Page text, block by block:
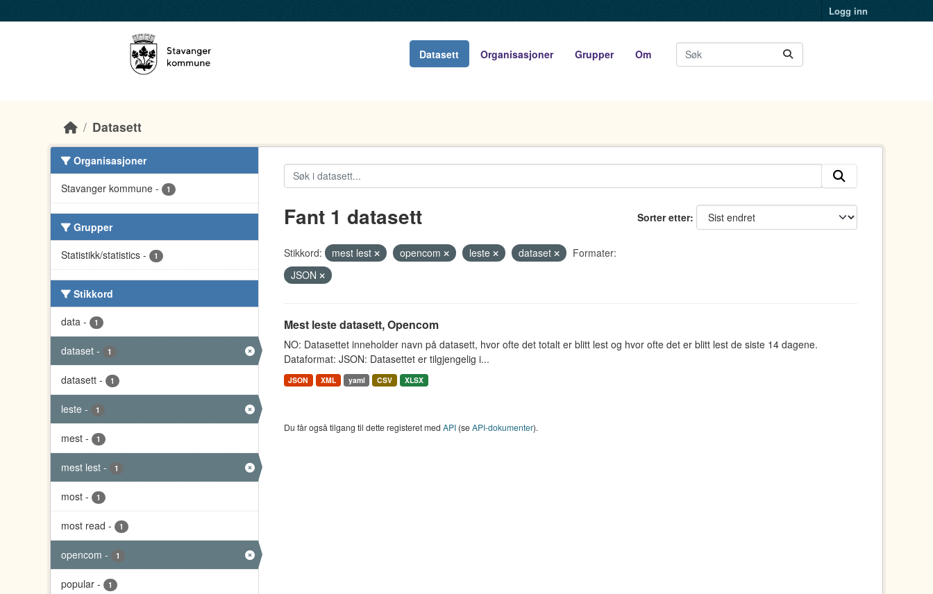
Logg inn
Datasett Organisasjoner Grupper Om
Datasett
Organisasjoner
Stavanger kommune - 1
Grupper
Statistikk/statistics - 1
Stikkord
data - 1
dataset - 1
datasett - 1
leste - 1
mest - 1
mest lest - 1
most - 1
most read - 1
opencom - 1
popular - 1
Sorter etter
Fant 1 datasett
Stikkord: mest lest opencom leste dataset
Formater:
JSON
Mest leste datasett, Opencom
NO: Datasettet inneholder navn på datasett, hvor ofte det totalt er blitt lest og hvor ofte det er blitt lest de siste 14 dagene.
Dataformat: JSON: Datasettet er tilgjengelig i...
JSON XML yaml CSV XLSX
Du får også tilgang til dette registeret med API(seAPI-dokumenter).